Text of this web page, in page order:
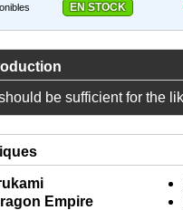
EN STOCK
be sufficient for the
Empire